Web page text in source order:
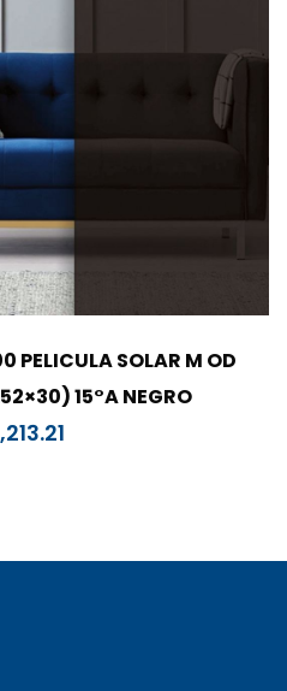
PELICULA SOLAR M OD
15°A NEGRO